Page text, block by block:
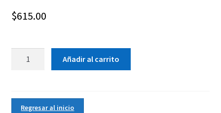
$615.00
Añadir al carrito
Regresar al inicio